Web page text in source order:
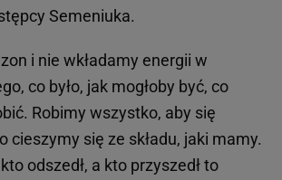
Semeniuka.
i nie wkładamy energii w
co było, jak mogłoby być, co
Robimy wszystko, aby się
cieszymy się ze składu, jaki mamy.
odszedł, a kto przyszedł to